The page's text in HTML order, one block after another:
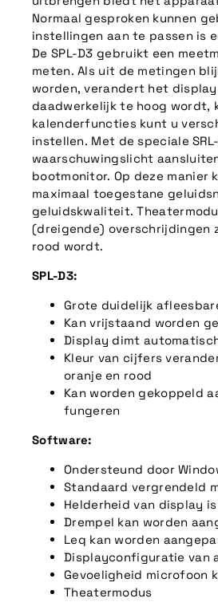
Normaal gesproken kunnen
instellingen aan te passen is
De SPL-D3 gebruikt een
meten. Als uit de metingen
worden, verandert het
daadwerkelijk te hoog wordt,
kalenderfuncties kunt u
instellen. Met de speciale
waarschuwingslicht
bootmonitor. Op deze
maximaal toegestane
geluidskwaliteit.
(dreigende) overschrijdingen
rood wordt.
SPL-D3:
Grote duidelijk
Kan vrijstaand worden
Display dimt
Kleur van cijfers
oranje en rood
Kan worden gekoppeld
fungeren
Software:
Ondersteund door
Standaard vergrendeld
Helderheid van display
Drempel kan worden
Leq kan worden
Displayconfiguratie van
Gevoeligheid microfoon
Theatermodus